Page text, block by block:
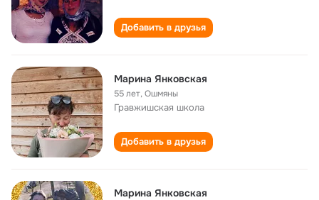
Добавить в друзья
Марина Янковская
55 лет,Ошмяны
Гравжишская школа
Добавить в друзья
Марина Янковская